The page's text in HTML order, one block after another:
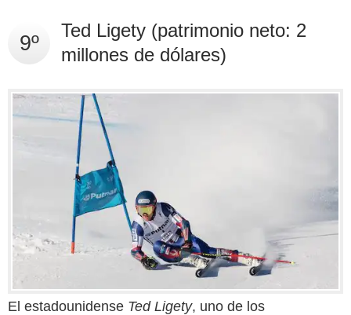
9º
Ted Ligety (patrimonio neto: 2
millones de dólares)
El estadounidense Ted Ligety, uno de los